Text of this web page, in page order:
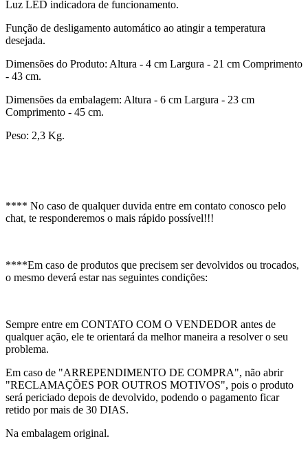
Luz LED indicadora de funcionamento.
Função de desligamento automático ao atingir a temperatura
desejada.
Dimensões do Produto: Altura - 4 cm Largura - 21 cm Comprimento
- 43 cm.
Dimensões da embalagem: Altura - 6 cm Largura - 23 cm
Comprimento - 45 cm.
Peso: 2,3 Kg.
**** No caso de qualquer duvida entre em contato conosco pelo
chat, te responderemos o mais rápido possível!!!
****Em caso de produtos que precisem ser devolvidos ou trocados,
o mesmo deverá estar nas seguintes condições:
Sempre entre em CONTATO COM O VENDEDOR antes de
qualquer ação, ele te orientará da melhor maneira a resolver o seu
problema.
Em caso de "ARREPENDIMENTO DE COMPRA", não abrir
"RECLAMAÇÕES POR OUTROS MOTIVOS", pois o produto
será periciado depois de devolvido, podendo o pagamento ficar
retido por mais de 30 DIAS.
Na embalagem original.